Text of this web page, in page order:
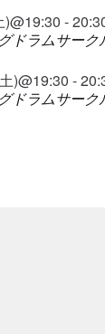
-
ドラムサー
)@19:30 -
ドラムサー